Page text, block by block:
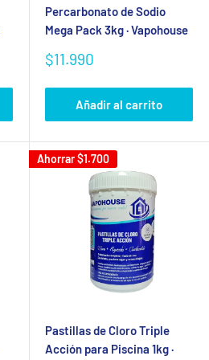
Percarbonato de Sodio
Mega Pack 3kg · Vapohouse
Precio
venta
$11.990
Añadir al carrito
Ahorrar$1.700
Pastillas de Cloro Triple
Acción para Piscina 1kg ·